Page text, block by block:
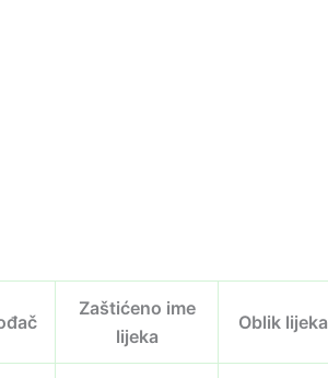
Zaštićeno ime
lijeka
Oblik lijeka